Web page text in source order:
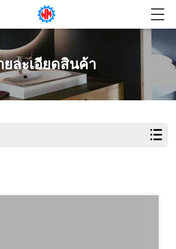
ยละเอียดสินค้า